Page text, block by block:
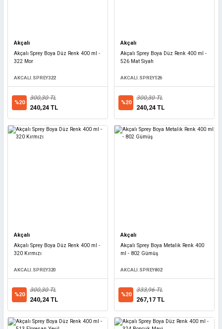
Akçalı
Akçalı Sprey Boya Düz Renk 400 ml -
322 Mor
AKCALI.SPREY322
%20
300,30 TL
240,24 TL
Akçalı
Akçalı Sprey Boya Düz Renk 400 ml -
526 Mat Siyah
AKCALI.SPREY526
%20
300,30 TL
240,24 TL
Akçalı
Akçalı Sprey Boya Düz Renk 400 ml -
320 Kırmızı
AKCALI.SPREY320
%20
300,30 TL
240,24 TL
Akçalı
Akçalı Sprey Boya Metalik Renk 400
ml - 802 Gümüş
AKCALI.SPREY802
%20
333,96 TL
267,17 TL